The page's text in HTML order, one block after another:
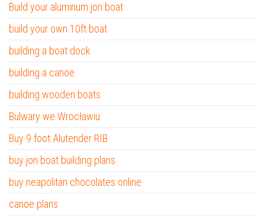
Build your aluminum jon boat
build your own 10ft boat
building a boat dock
building a canoe
building wooden boats
Bulwary we Wrocławiu
Buy 9 foot Alutender RIB
buy jon boat building plans
buy neapolitan chocolates online
canoe plans